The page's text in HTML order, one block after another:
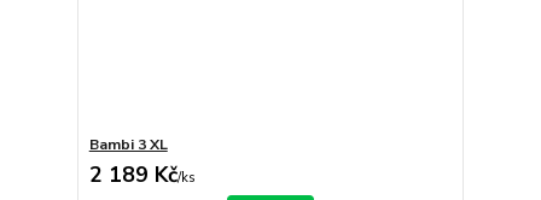
Bambi 3 XL
2 189 Kč/ks